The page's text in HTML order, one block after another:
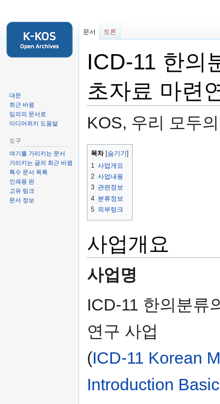
ICD-11 한의
초자료 마련
KOS, 우리 모두
둘
가
기
검
기
목차
1 사업개요
2 사업내용
3 관련정보
4 분류정보
5 외부링크
사업개요
사업명
ICD-11 한의분류
연구 사업
(ICD-11 Korean
Introduction
문서 토론
대문
최근 바뀜
임의의 문서로
미디어위키 도움말
도구
여기를 가리키는 문서
가리키는 글의 최근 바뀜
특수 문서 목록
인쇄용 판
고유 링크
문서 정보